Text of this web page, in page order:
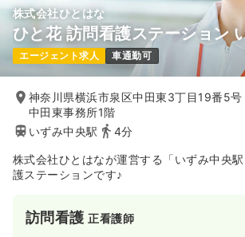
株式会社ひとはな
ひと花 訪問看護ステーション
エージェント求人 車通勤可
神奈川県横浜市泉区中田東3丁目19番5号
中田東事務所1階
いずみ中央駅
4分
株式会社ひとはなが運営する「いずみ中央
護ステーションです♪
訪問看護正看護師